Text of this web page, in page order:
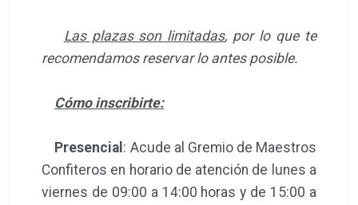
Las plazas son limitadas, por lo que te
recomendamos reservar lo antes posible.
Cómo inscribirte:
Presencial : Acude al Gremio de Maestros
Confiteros en horario de atención de lunes a
viernes de 09:00 a 14:00 horas y de 15:00 a